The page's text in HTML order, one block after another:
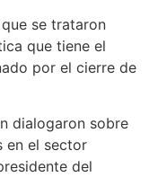
se trataron
que tiene el
por el cierre de
dialogaron sobre
en el sector
del